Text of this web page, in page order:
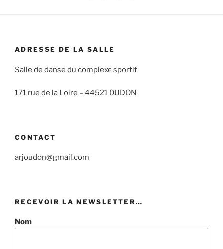
ADRESSE DE LA SALLE
Salle de danse du complexe sportif
171 rue de la Loire –44521 OUDON
CONTACT
arjoudon@gmail.com
RECEVOIR LA NEWSLETTER…
Nom